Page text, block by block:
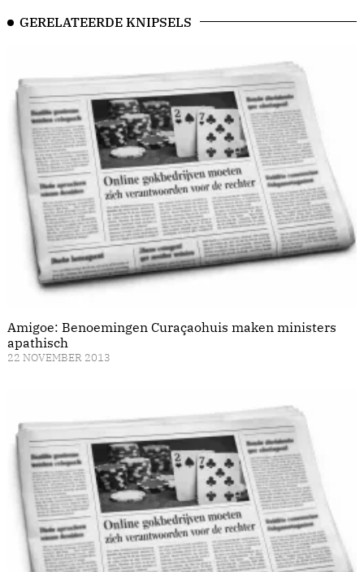
GERELATEERDE KNIPSELS
Amigoe: Benoemingen Curaçaohuis maken ministers
apathisch
22 NOVEMBER 2013